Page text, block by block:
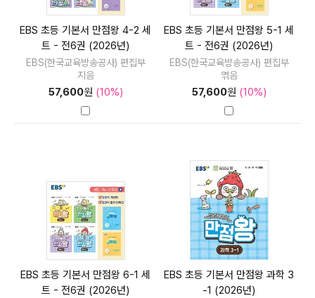
EBS 초등 기본서 만점왕 4-2 세
트 - 전6권 (2026년)
EBS(한국교육방송공사) 편집부
지음
57,600원 (10%)
EBS 초등 기본서 만점왕 5-1 세
트 - 전6권 (2026년)
EBS(한국교육방송공사) 편집부
엮음
57,600원 (10%)
EBS 초등 기본서 만점왕 6-1 세
트 - 전6권 (2026년)
EBS 초등 기본서 만점왕 과학 3
-1 (2026년)